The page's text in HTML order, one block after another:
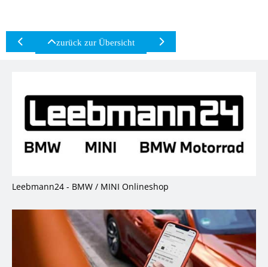
zurück zur Über­sicht
Leebmann24 - BMW / MINI Onlineshop